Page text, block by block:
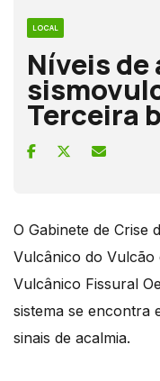
LOCAL
Níveis
Terceira
O Gabinete de Crise
Vulcânico do Vulcão
Vulcânico Fissural
sistema se encontra
sinais de acalmia.